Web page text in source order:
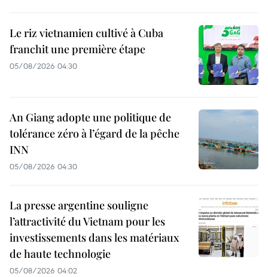
Le riz vietnamien cultivé à Cuba
franchit une première étape
05/08/2026 04:30
An Giang adopte une politique de
tolérance zéro à l’égard de la pêche
INN
05/08/2026 04:30
La presse argentine souligne
l’attractivité du Vietnam pour les
investissements dans les matériaux
de haute technologie
05/08/2026 04:02